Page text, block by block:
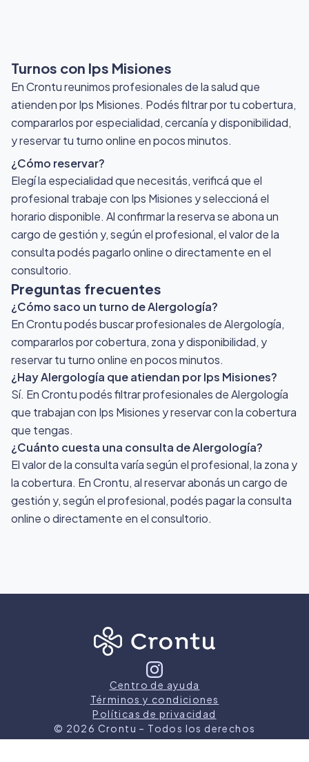
Turnos con Ips Misiones
En Crontu reunimos profesionales de la salud que
atienden por Ips Misiones. Podés filtrar por tu cobertura,
compararlos por especialidad, cercanía y disponibilidad,
y reservar tu turno online en pocos minutos.
¿Cómo reservar?
Elegí la especialidad que necesitás, verificá que el
profesional trabaje con Ips Misiones y seleccioná el
horario disponible. Al confirmar la reserva se abona un
cargo de gestión y, según el profesional, el valor de la
consulta podés pagarlo online o directamente en el
consultorio.
Preguntas frecuentes
¿Cómo saco un turno de Alergología?
En Crontu podés buscar profesionales de Alergología,
compararlos por cobertura, zona y disponibilidad, y
reservar tu turno online en pocos minutos.
¿Hay Alergología que atiendan por Ips Misiones?
Sí. En Crontu podés filtrar profesionales de Alergología
que trabajan con Ips Misiones y reservar con la cobertura
que tengas.
¿Cuánto cuesta una consulta de Alergología?
El valor de la consulta varía según el profesional, la zona y
la cobertura. En Crontu, al reservar abonás un cargo de
gestión y, según el profesional, podés pagar la consulta
online o directamente en el consultorio.
Centro de ayuda
Términos y condiciones
Políticas de privacidad
© 2026 Crontu – Todos los derechos
reservados